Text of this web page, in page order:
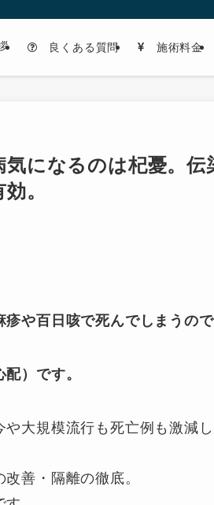
良くある質問 施術料金
になるのは杞憂。伝
。
や百日咳で死んでしまうので
）です。
大規模流行も死亡例も激減し
善・隔離の徹底。